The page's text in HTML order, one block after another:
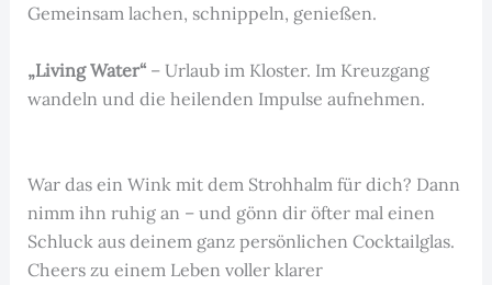
Gemeinsam lachen, schnippeln, genießen.
„Living Water“– Urlaub im Kloster. Im Kreuzgang
wandeln und die heilenden Impulse aufnehmen.
War das ein Wink mit dem Strohhalm für dich? Dann
nimm ihn ruhig an – und gönn dir öfter mal einen
Schluck aus deinem ganz persönlichen Cocktailglas.
Cheers zu einem Leben voller klarer